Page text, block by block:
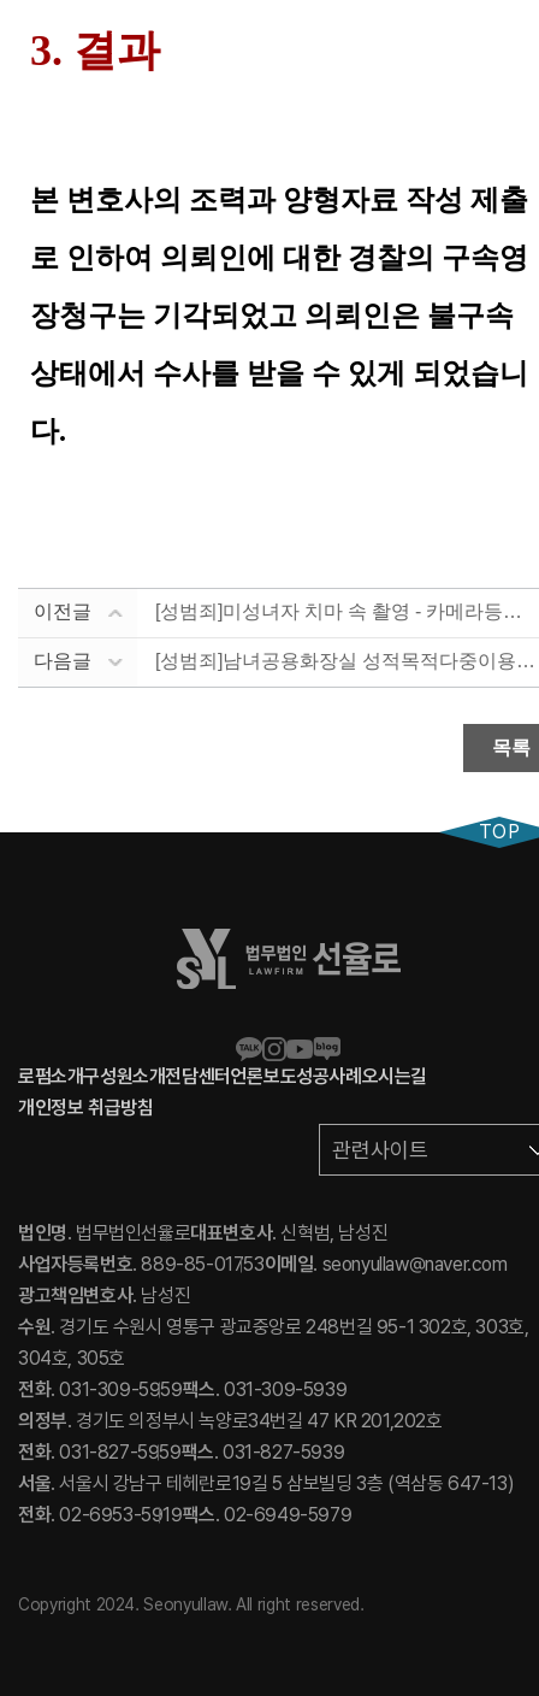
3. 결과
본 변호사의 조력과 양형자료 작성 제출
로 인하여 의뢰인에 대한 경찰의 구속영
장청구는 기각되었고 의뢰인은 불구속
상태에서 수사를 받을 수 있게 되었습니
다.
이전글 [성범죄]미성녀자 치마 속 촬영 - 카메라등이용촬영죄
다음글 [성범죄]남녀공용화장실 성적목적다중이용장소침입 카메라촬....
목록
로펌소개구성원소개전담센터언론보도성공사례 오시는길
개인정보 취급방침
관련사이트
법인명. 법무법인선율로대표변호사. 신혁범, 남성진
사업자등록번호. 889-85-01753이메일. seonyullaw@naver.com
광고책임변호사. 남성진
수원. 경기도 수원시 영통구 광교중앙로 248번길 95-1 302호, 303호,
304호, 305호
전화. 031-309-5959팩스. 031-309-5939
의정부. 경기도 의정부시 녹양로34번길 47 KR 201,202호
전화. 031-827-5959팩스. 031-827-5939
서울. 서울시 강남구 테헤란로19길 5 삼보빌딩 3층 (역삼동 647-13)
전화. 02-6953-5919팩스. 02-6949-5979
Copyright 2024. Seonyullaw. All right reserved.
TOP